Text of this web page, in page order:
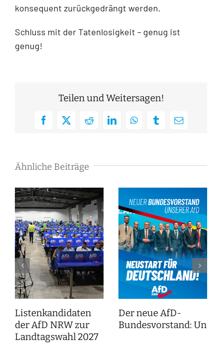
konsequent zurückgedrängt werden.
Schluss mit der Tatenlosigkeit – genug ist
genug!
Teilen und Weitersagen!
Facebook
X RedditLinkedInWhatsAppTumblrE-
Ähnliche Beiträge
Listenkandidaten
der AfD NRW zur
Landtagswahl 2027
Der neue AfD-
Bundesvorstand: